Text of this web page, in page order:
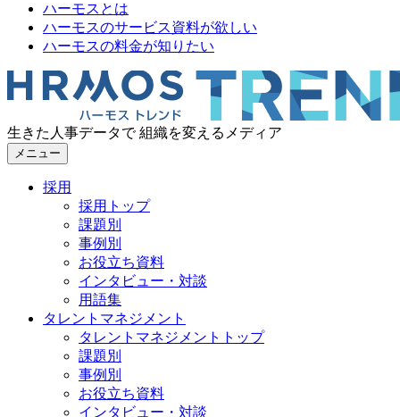
ハーモスとは
ハーモスのサービス資料が欲しい
ハーモスの料金が知りたい
生きた人事データで 組織を変えるメディア
メニュー
採用
採用トップ
課題別
事例別
お役立ち資料
インタビュー・対談
用語集
タレントマネジメント
タレントマネジメントトップ
課題別
事例別
お役立ち資料
インタビュー・対談